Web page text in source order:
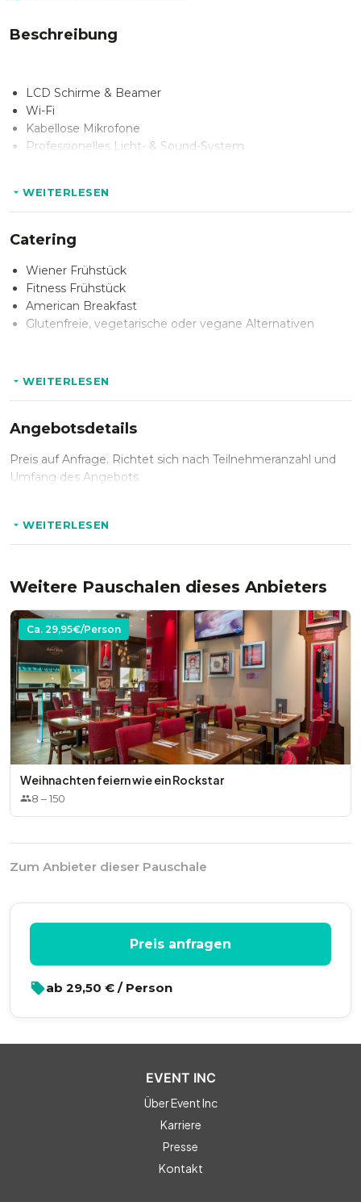
Beschreibung
LCD Schirme & Beamer
Wi-Fi
Kabellose Mikrofone
Professionelles Licht- & Sound-System
Networking Events
Geschäftstermine
Workshops
Presseveranstaltungen
WEITERLESEN
Catering
Wiener Frühstück
Fitness Frühstück
American Breakfast
Glutenfreie, vegetarische oder vegane Alternativen
WEITERLESEN
Angebotsdetails
Preis auf Anfrage. Richtet sich nach Teilnehmeranzahl und
Umfang des Angebots.
WEITERLESEN
Weitere Pauschalen dieses Anbieters
Ca. 29,95€/Person
Weihnachten feiern wie ein Rockstar
8 –150
Zum Anbieter dieser Pauschale
Preis anfragen
ab 29,50 € / Person
EVENT INC
Über Event Inc
Karriere
Presse
Kontakt